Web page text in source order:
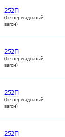
252П
(беспересадочный
вагон)
252П
(беспересадочный
вагон)
252П
(беспересадочный
вагон)
252П